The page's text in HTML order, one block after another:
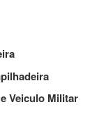
Veiculo Militar